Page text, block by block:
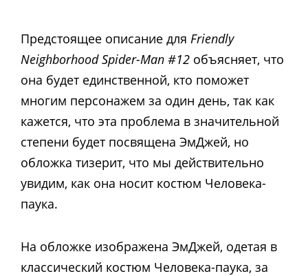
Предстоящее описание для Friendly
Neighborhood Spider-Man #12 объясняет, что
она будет единственной, кто поможет
многим персонажем за один день, так как
кажется, что эта проблема в значительной
степени будет посвящена ЭмДжей, но
обложка тизерит, что мы действительно
увидим, как она носит костюм Человека-
паука.
На обложке изображена ЭмДжей, одетая в
классический костюм Человека-паука, за